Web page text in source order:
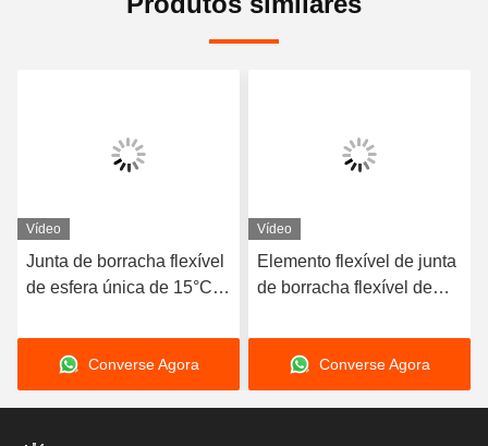
Vídeo
Junta de borracha flexível
de esfera única de 15°C-
mídia de ar, oferecendo
longa vida útil e
durabilidade superior
Converse Agora
Vídeo
Elemento flexível de junta
de borracha flexível de
corrosão, adequado para
sistemas de tubulação
dinâmicos que exigem
Converse Agora